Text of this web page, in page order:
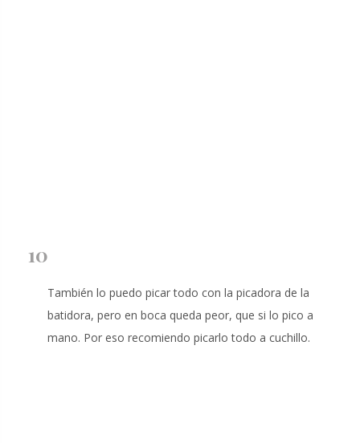
10
También lo puedo picar todo con la picadora de la
batidora, pero en boca queda peor, que si lo pico a
mano. Por eso recomiendo picarlo todo a cuchillo.